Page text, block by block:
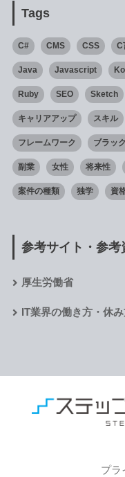
Tags
C# CMS CSS C
Java Javascript
Ruby SEO Sketch
キャリアアップ スキル
フレームワーク ブラック
副業 女性 将来性
案件の種類 独学 資
参考サイト・参考
厚生労働省
IT業界の働き方・休
プラ